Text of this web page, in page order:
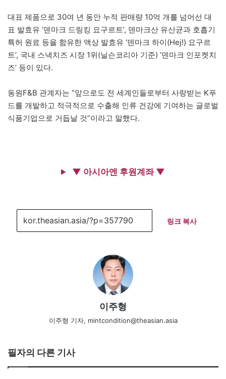
대표 제품으로 30여 년 동안 누적 판매량 10억 개를 넘어선 대
표 발효유 ‘덴마크 드링킹 요구르트’, 덴마크산 유산균과 호흡기
특허 원료 등을 함유한 액상 발효유 ‘덴마크 하이(Hej!) 요구르
트’, 국내 스낵치즈 시장 1위(닐슨코리아 기준) ‘덴마크 인포켓치
즈’ 등이 있다.
동원F&B 관계자는 “앞으로도 전 세계인들로부터 사랑받는 K푸
드를 개발하고 적극적으로 수출해 인류 건강에 기여하는 글로벌
식품기업으로 거듭날 것”이라고 말했다.
▼ 아시아엔 후원계좌 ▼
링크 복사
이주형
이주형 기자, mintcondition@theasian.asia
필자의 다른 기사